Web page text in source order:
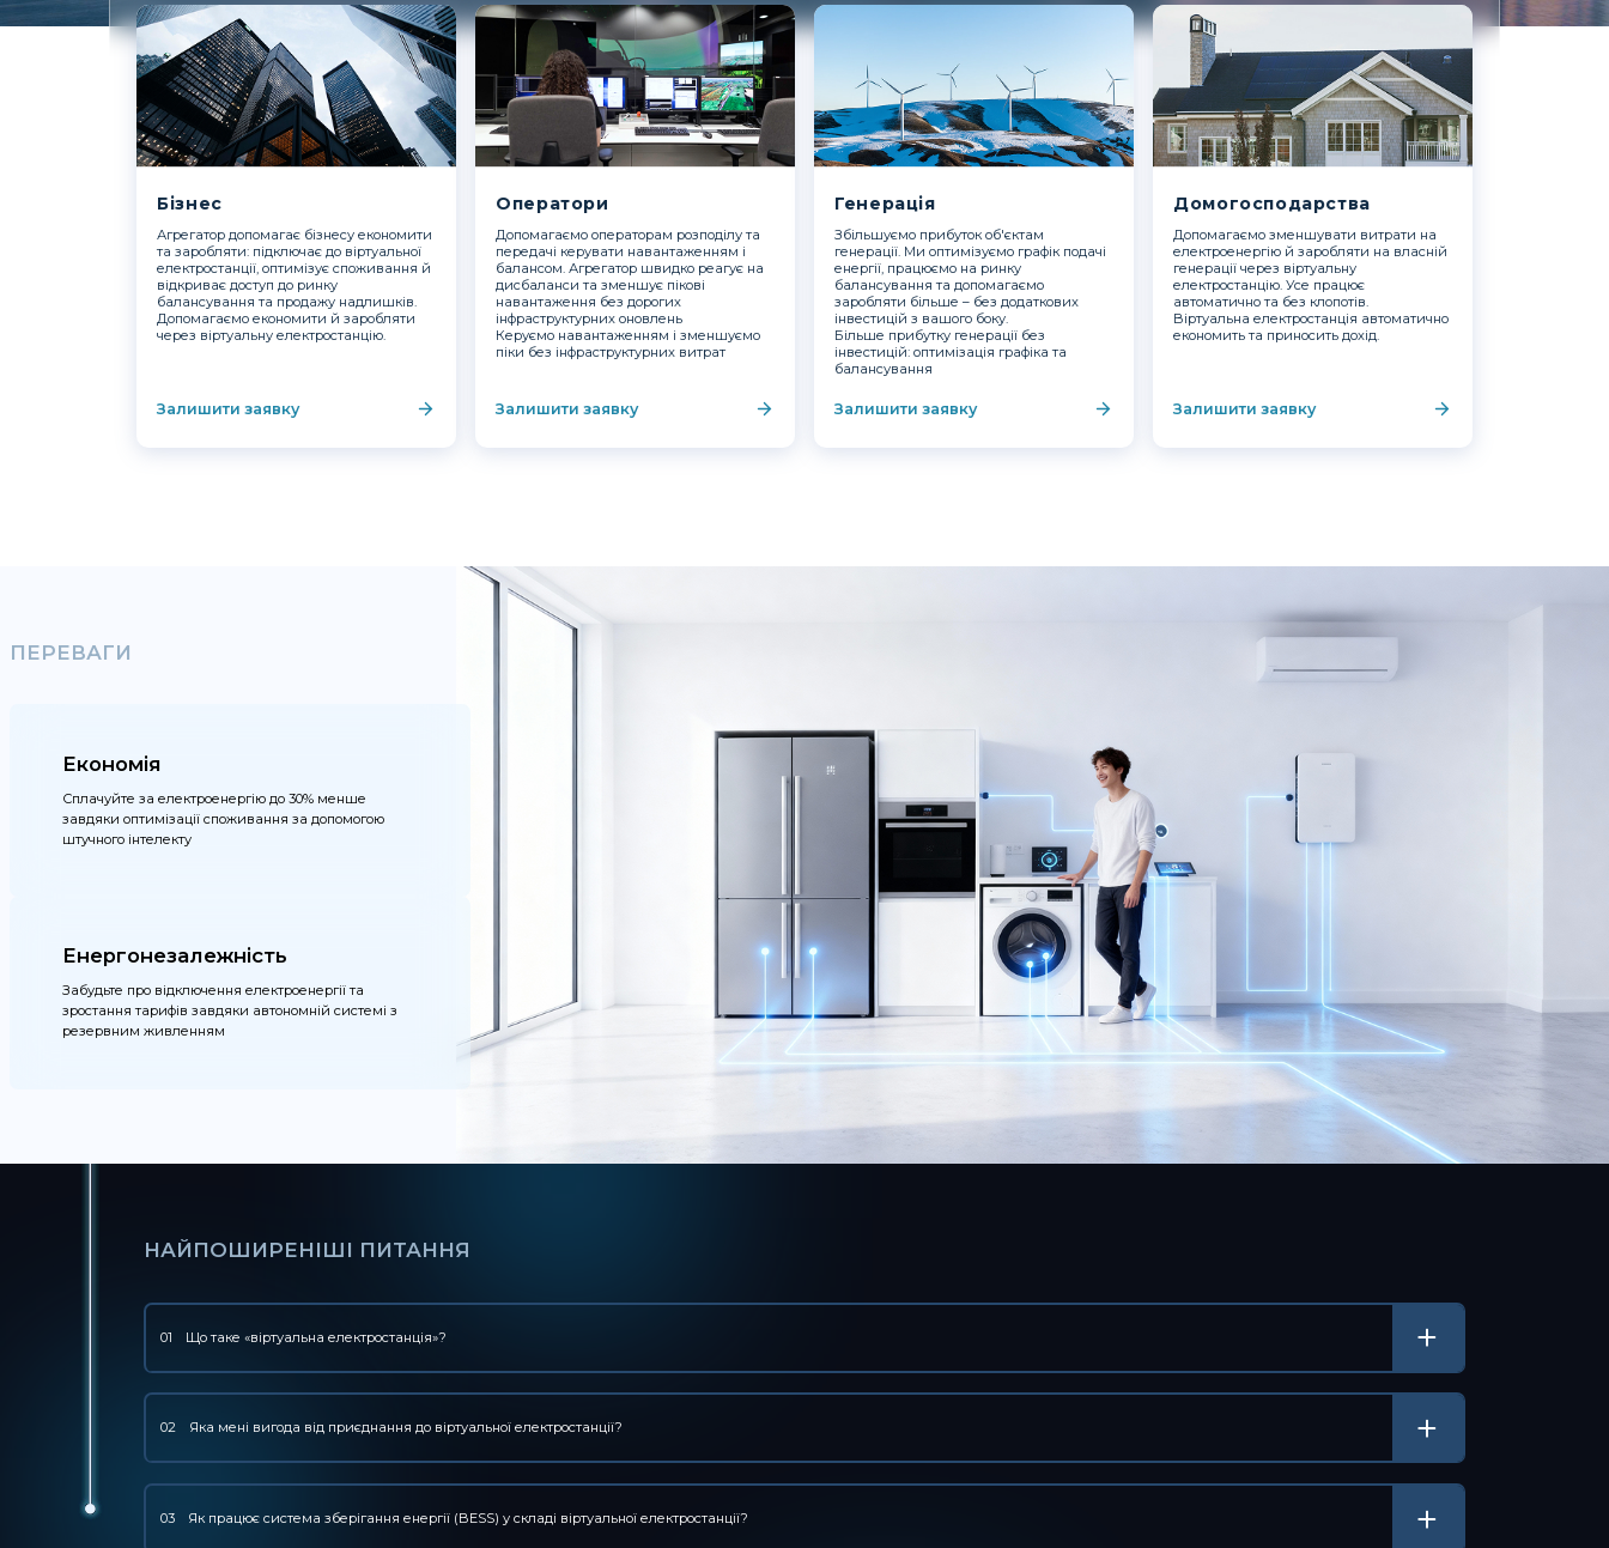
Бізнес
Агрегатор допомагає бізнесу економити
та заробляти: підключає до віртуальної
електростанції, оптимізує споживання й
відкриває доступ до ринку
балансування та продажу надлишків.
Допомагаємо економити й заробляти
через віртуальну електростанцію.
Залишити заявку
Оператори
Допомагаємо операторам розподілу та
передачі керувати навантаженням і
балансом. Агрегатор швидко реагує на
дисбаланси та зменшує пікові
навантаження без дорогих
інфраструктурних оновлень
Керуємо навантаженням і зменшуємо
піки без інфраструктурних витрат
Залишити заявку
Генерація
Збільшуємо прибуток об'єктам
генерації. Ми оптимізуємо графік подачі
енергії, працюємо на ринку
балансування та допомагаємо
заробляти більше – без додаткових
інвестицій з вашого боку.
Більше прибутку генерації без
інвестицій: оптимізація графіка та
балансування
Залишити заявку
Домогосподарства
Допомагаємо зменшувати витрати на
електроенергію й заробляти на власній
генерації через віртуальну
електростанцію. Усе працює
автоматично та без клопотів.
Віртуальна електростанція автоматично
економить та приносить дохід.
Залишити заявку
ПЕРЕВАГИ
Економія
Сплачуйте за електроенергію до 30% менше
завдяки оптимізації споживання за допомогою
штучного інтелекту
Енергонезалежність
Забудьте про відключення електроенергії та
зростання тарифів завдяки автономній системі з
резервним живленням
НАЙПОШИРЕНІШІ ПИТАННЯ
01 Що таке «віртуальна електростанція»?
02 Яка мені вигода від приєднання до віртуальної електростанції?
03 Як працює система зберігання енергії (BESS) у складі віртуальної електростанції?